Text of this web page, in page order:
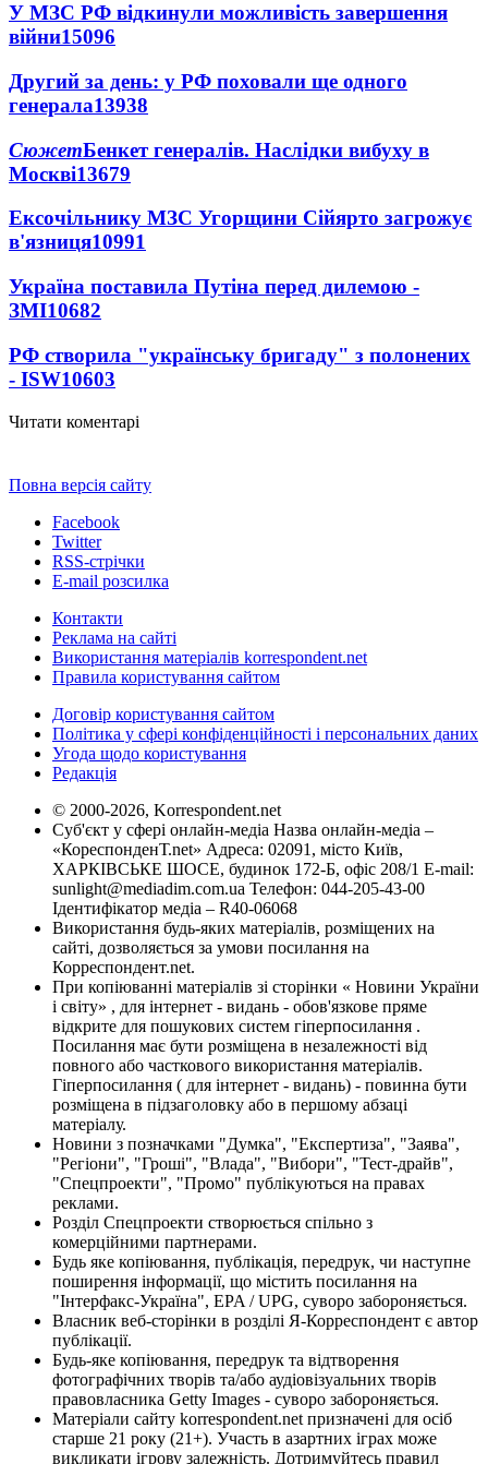
У МЗС РФ відкинули можливість завершення
війни15096
Другий за день: у РФ поховали ще одного
генерала13938
СюжетБенкет генералів. Наслідки вибуху в
Москві13679
Ексочільнику МЗС Угорщини Сійярто загрожує
в'язниця10991
Україна поставила Путіна перед дилемою -
ЗМІ10682
РФ створила "українську бригаду" з полонених
- ISW10603
Читати коментарі
Повна версія сайту
Facebook
Twitter
RSS-стрічки
E-mail розсилка
Контакти
Реклама на сайті
Використання матеріалів korrespondent.net
Правила користування сайтом
Договір користування сайтом
Політика у сфері конфіденційності і персональних даних
Угода щодо користування
Редакція
© 2000-2026, Korrespondent.net
Суб'єкт у сфері онлайн-медіа Назва онлайн-медіа –
«КореспонденТ.net» Адреса: 02091, місто Київ,
ХАРКІВСЬКЕ ШОСЕ, будинок 172-Б, офіс 208/1 E-mail:
sunlight@mediadim.com.ua Телефон: 044-205-43-00
Ідентифікатор медіа – R40-06068
Використання будь-яких матеріалів, розміщених на
сайті, дозволяється за умови посилання на
Корреспондент.net.
При копіюванні матеріалів зі сторінки « Новини України
і світу» , для інтернет - видань - обов'язкове пряме
відкрите для пошукових систем гіперпосилання .
Посилання має бути розміщена в незалежності від
повного або часткового використання матеріалів.
Гіперпосилання ( для інтернет - видань) - повинна бути
розміщена в підзаголовку або в першому абзаці
матеріалу.
Новини з позначками "Думка", "Експертиза", "Заява",
"Регіони", "Гроші", "Влада", "Вибори", "Тест-драйв",
"Спецпроекти", "Промо" публікуються на правах
реклами.
Розділ Спецпроекти створюється спільно з
комерційними партнерами.
Будь яке копіювання, публікація, передрук, чи наступне
поширення інформації, що містить посилання на
"Інтерфакс-Україна", EPA / UPG, суворо забороняється.
Власник веб-сторінки в розділі Я-Корреспондент є автор
публікації.
Будь-яке копіювання, передрук та відтворення
фотографічних творів та/або аудіовізуальних творів
правовласника Getty Images - суворо забороняється.
Матеріали сайту korrespondent.net призначені для осіб
старше 21 року (21+). Участь в азартних іграх може
викликати ігрову залежність. Дотримуйтесь правил